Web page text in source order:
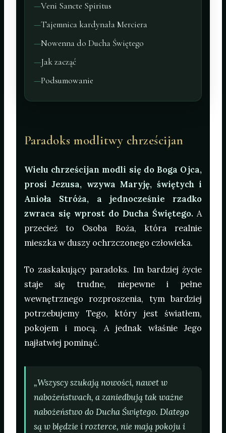
Veni Sancte Spiritus
Tajemnica kardynała Merciera
Nowenna do Ducha Świętego
Jak zacząć
Podsumowanie
Paradoks modlitwy chrześcijan
Wielu chrześcijan modli się do Boga Ojca,
prosi Jezusa, wzywa Maryję, świętych i
Anioła Stróża, a jednocześnie rzadko
zwraca się wprost do Ducha Świętego. A
przecież to Osoba Boża, która realnie
mieszka w duszy ochrzczonego człowieka.
To zaskakujący paradoks. Im bardziej życie
staje się trudne, niepewne i pełne
wewnętrznego rozproszenia, tym bardziej
potrzebujemy Tego, który jest światłem,
pokojem i mocą. A jednak właśnie Jego
najłatwiej pominąć.
„Wszyscy szukają nowości, nawet w
nabożeństwach, a zaniedbują tak ważne
nabożeństwo do Ducha Świętego. Dlatego
są w błędzie i rozterce, nie mają pokoju i